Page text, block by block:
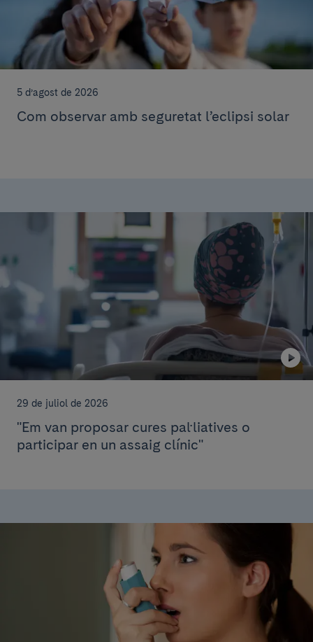
5 d’agost de 2026
Com observar amb seguretat l’eclipsi solar
29 de juliol de 2026
"Em van proposar cures pal·liatives o
participar en un assaig clínic"